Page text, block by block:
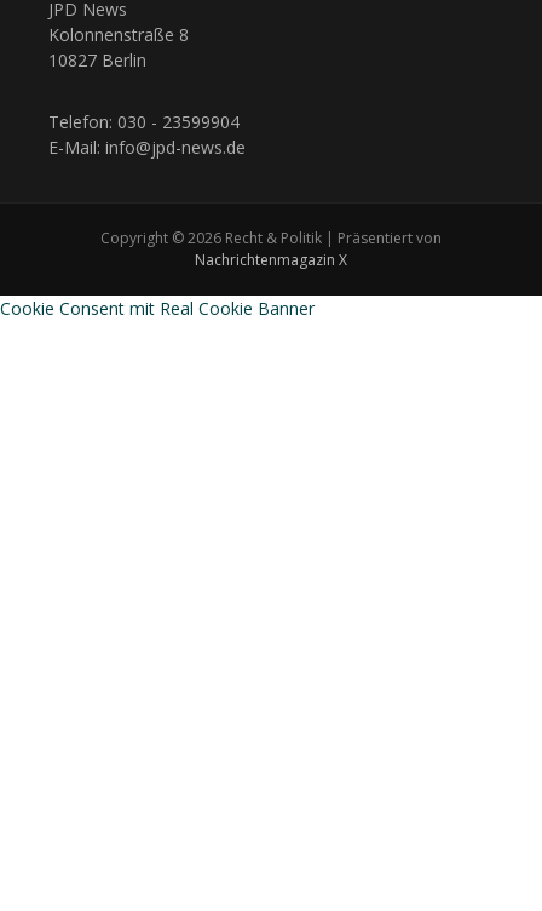
JPD News
Kolonnenstraße 8
10827 Berlin
Telefon: 030 - 23599904
E-Mail: info@jpd-news.de
Copyright © 2026 Recht & Politik | Präsentiert von
Nachrichtenmagazin X
Cookie Consent mit Real Cookie Banner